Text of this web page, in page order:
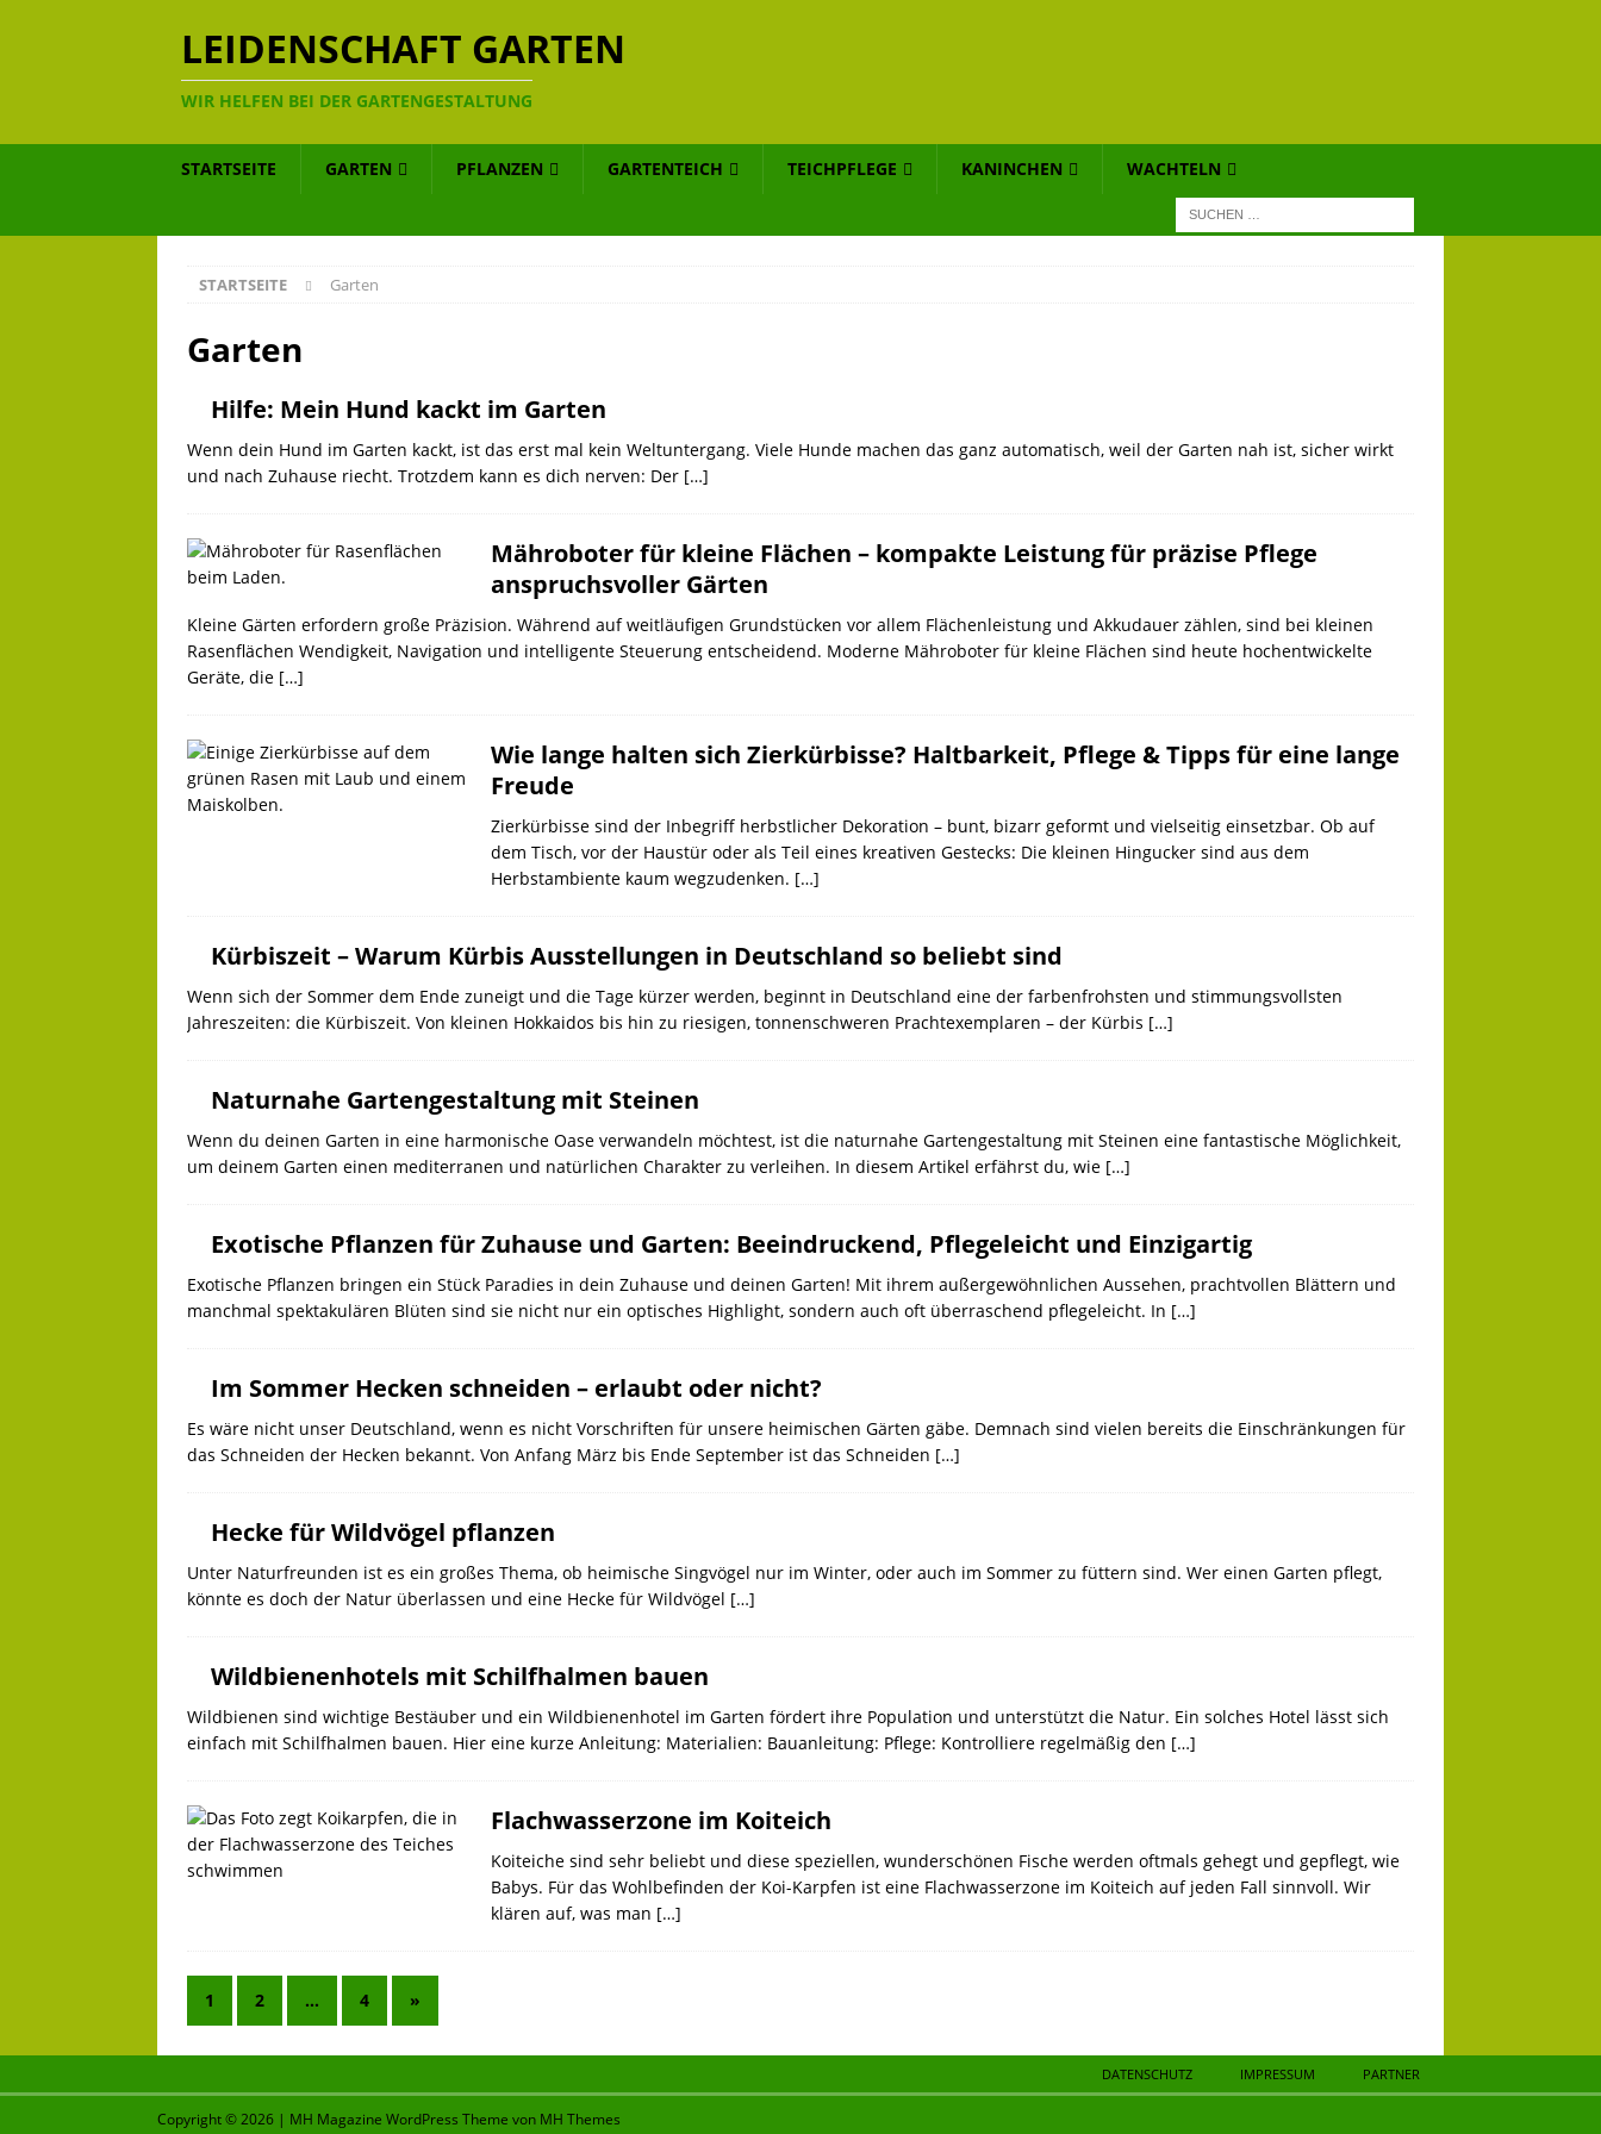
LEIDENSCHAFT GARTEN
WIR HELFEN BEI DER GARTENGESTALTUNG
STARTSEITE GARTEN PFLANZEN GARTENTEICH TEICHPFLEGE KANINCHEN WACHTELN
STARTSEITE Garten
Garten
Hilfe: Mein Hund kackt im Garten
Wenn dein Hund im Garten kackt, ist das erst mal kein Weltuntergang. Viele Hunde machen das ganz automatisch, weil der Garten nah ist, sicher wirkt
und nach Zuhause riecht. Trotzdem kann es dich nerven: Der […]
Mähroboter für kleine Flächen – kompakte Leistung für präzise Pflege
anspruchsvoller Gärten
Kleine Gärten erfordern große Präzision. Während auf weitläufigen Grundstücken vor allem Flächenleistung und Akkudauer zählen, sind bei kleinen
Rasenflächen Wendigkeit, Navigation und intelligente Steuerung entscheidend. Moderne Mähroboter für kleine Flächen sind heute hochentwickelte
Geräte, die […]
Wie lange halten sich Zierkürbisse? Haltbarkeit, Pflege & Tipps für eine lange
Freude
Zierkürbisse sind der Inbegriff herbstlicher Dekoration – bunt, bizarr geformt und vielseitig einsetzbar. Ob auf
dem Tisch, vor der Haustür oder als Teil eines kreativen Gestecks: Die kleinen Hingucker sind aus dem
Herbstambiente kaum wegzudenken. […]
Kürbiszeit – Warum Kürbis Ausstellungen in Deutschland so beliebt sind
Wenn sich der Sommer dem Ende zuneigt und die Tage kürzer werden, beginnt in Deutschland eine der farbenfrohsten und stimmungsvollsten
Jahreszeiten: die Kürbiszeit. Von kleinen Hokkaidos bis hin zu riesigen, tonnenschweren Prachtexemplaren – der Kürbis […]
Naturnahe Gartengestaltung mit Steinen
Wenn du deinen Garten in eine harmonische Oase verwandeln möchtest, ist die naturnahe Gartengestaltung mit Steinen eine fantastische Möglichkeit,
um deinem Garten einen mediterranen und natürlichen Charakter zu verleihen. In diesem Artikel erfährst du, wie […]
Exotische Pflanzen für Zuhause und Garten: Beeindruckend, Pflegeleicht und Einzigartig
Exotische Pflanzen bringen ein Stück Paradies in dein Zuhause und deinen Garten! Mit ihrem außergewöhnlichen Aussehen, prachtvollen Blättern und
manchmal spektakulären Blüten sind sie nicht nur ein optisches Highlight, sondern auch oft überraschend pflegeleicht. In […]
Im Sommer Hecken schneiden – erlaubt oder nicht?
Es wäre nicht unser Deutschland, wenn es nicht Vorschriften für unsere heimischen Gärten gäbe. Demnach sind vielen bereits die Einschränkungen für
das Schneiden der Hecken bekannt. Von Anfang März bis Ende September ist das Schneiden […]
Hecke für Wildvögel pflanzen
Unter Naturfreunden ist es ein großes Thema, ob heimische Singvögel nur im Winter, oder auch im Sommer zu füttern sind. Wer einen Garten pflegt,
könnte es doch der Natur überlassen und eine Hecke für Wildvögel […]
Wildbienenhotels mit Schilfhalmen bauen
Wildbienen sind wichtige Bestäuber und ein Wildbienenhotel im Garten fördert ihre Population und unterstützt die Natur. Ein solches Hotel lässt sich
einfach mit Schilfhalmen bauen. Hier eine kurze Anleitung: Materialien: Bauanleitung: Pflege: Kontrolliere regelmäßig den […]
Flachwasserzone im Koiteich
Koiteiche sind sehr beliebt und diese speziellen, wunderschönen Fische werden oftmals gehegt und gepflegt, wie
Babys. Für das Wohlbefinden der Koi-Karpfen ist eine Flachwasserzone im Koiteich auf jeden Fall sinnvoll. Wir
klären auf, was man […]
1 2 … 4 »
DATENSCHUTZ IMPRESSUM PARTNER
Copyright © 2026 | MH Magazine WordPress Theme von MH Themes